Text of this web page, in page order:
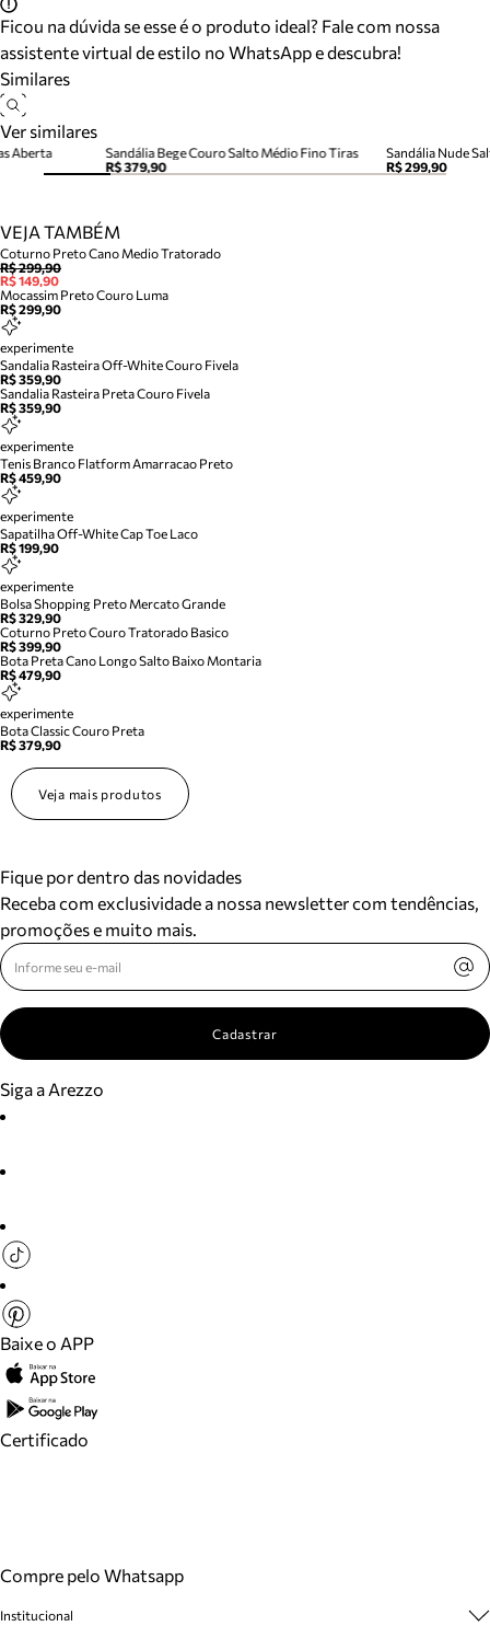
Ficou na dúvida se esse é o produto ideal? Fale com nossa
assistente virtual de estilo no WhatsApp e descubra!
Similares
Ver similares
Sandália Bege Couro Salto Médio Fino Tiras
R$ 379,90
Sandália Nude
R$ 299,90
Aberta
VEJA TAMBÉM
Coturno Preto Cano Medio Tratorado
R$ 299,90
R$ 149,90
Mocassim Preto Couro Luma
R$ 299,90
experimente
Sandalia Rasteira Off-White Couro Fivela
R$ 359,90
Sandalia Rasteira Preta Couro Fivela
R$ 359,90
experimente
Tenis Branco Flatform Amarracao Preto
R$ 459,90
experimente
Sapatilha Off-White Cap Toe Laco
R$ 199,90
experimente
Bolsa Shopping Preto Mercato Grande
R$ 329,90
Coturno Preto Couro Tratorado Basico
R$ 399,90
Bota Preta Cano Longo Salto Baixo Montaria
R$ 479,90
experimente
Bota Classic Couro Preta
R$ 379,90
Veja mais produtos
Fique por dentro das novidades
Receba com exclusividade a nossa newsletter com tendências,
promoções e muito mais.
Cadastrar
Siga a Arezzo
Baixe o APP
Certificado
Compre pelo Whatsapp
Institucional